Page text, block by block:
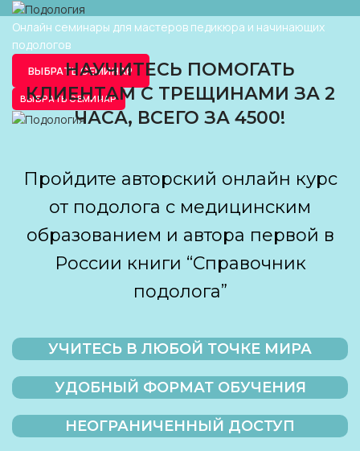
Онлайн семинары для мастеров педикюра и начинающих
подологов
ВЫБРАТЬ СЕМИНАР
ВЫБРАТЬ СЕМИНАР
НАУЧИТЕСЬ ПОМОГАТЬ
КЛИЕНТАМ С ТРЕЩИНАМИ ЗА 2
ЧАСА, ВСЕГО ЗА 4500!
Пройдите авторский онлайн курс
от подолога с медицинским
образованием и автора первой в
России книги “Справочник
подолога”
УЧИТЕСЬ В ЛЮБОЙ ТОЧКЕ МИРА
УДОБНЫЙ ФОРМАТ ОБУЧЕНИЯ
НЕОГРАНИЧЕННЫЙ ДОСТУП